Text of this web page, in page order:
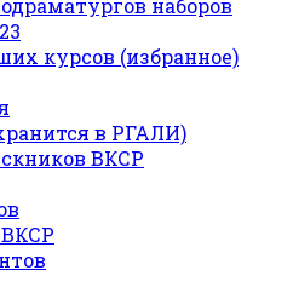
наборов
курсов (избранное)
в РГАЛИ)
ВКСР